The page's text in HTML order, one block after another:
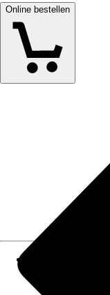
Online bestellen